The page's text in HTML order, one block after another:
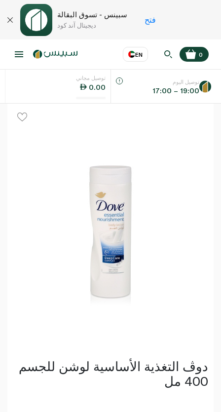
سبينس - تسوق البقالة
ديجيتال آند كود
فتح
EN
اللغة عر
0
توصيل مجاني
0.00
توصيل اليوم
17:00 – 19:00
دوڤ التغذية الأساسية لوشن للجسم
400 مل